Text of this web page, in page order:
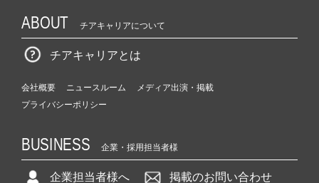
ABOUT チアキャリアについて
チアキャリアとは
会社概要 ニュースルーム
メディア出演・掲載
プライバシーポリシー
BUSINESS 企業・採用担当者様
企業担当者様へ 掲載のお問い合わせ